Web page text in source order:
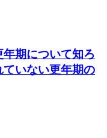
期について知ろ
ていない更年期の